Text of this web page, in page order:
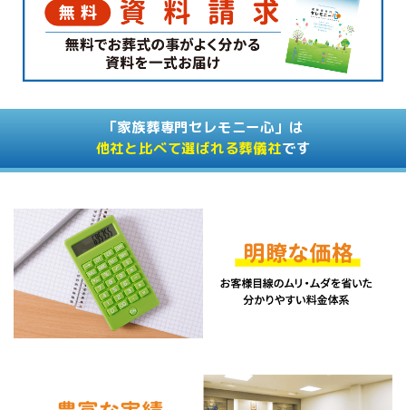
「家族葬専門セレモニー心」は
他社と比べて選ばれる葬儀社です